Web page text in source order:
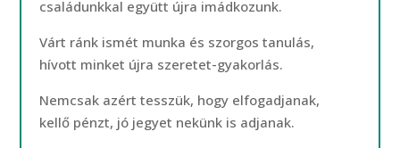
családunkkal együtt újra imádkozunk.
Várt ránk ismét munka és szorgos tanulás,
hívott minket újra szeretet-gyakorlás.
Nemcsak azért tesszük, hogy elfogadjanak,
kellő pénzt, jó jegyet nekünk is adjanak.